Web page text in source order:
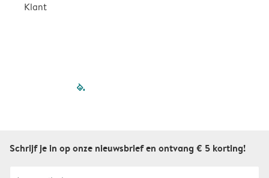
Klant
filled-pagination
Schrijf je in op onze nieuwsbrief en ontvang € 5 korting!